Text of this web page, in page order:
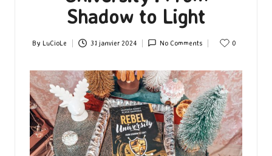
Shadow to Light
Posted
By LuCioLe 31 janvier 2024 No Comments 0